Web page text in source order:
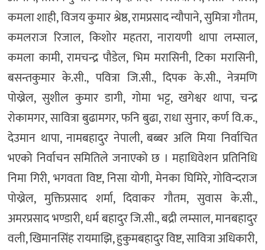
कमला शाही, विजय कुमार श्रेष्ठ, रामप्रसाद न्यौपाने, सुमित्रा गौतम,
कमलराज रिजाल, किशोर महतरा, नारायणी थापा लम्साल,
कमला कामी, रामचन्द्र पौडेल, भिम मरासिनी, टिका मरासिनी,
बसन्तकुमार के.सी., पवित्रा जि.सी., दिपक के.सी., नेत्रमणि
पोख्रेल, सुशील कुमार डागी, गोमा भट्ट, खगेश्वर थापा, चन्द्र
रोकामगर, सावित्रा बुढामगर, फनि बुढा, राधा सुनार, कर्ण वि.क.,
देउमान थापा, नामबहादुर नेपाली, बब्बर अलि मिया निर्वाचित
भएको निर्वाचन समितिले जनाएको छ । महाधिवेशन प्रतिनिधि
निमा गिरी, भगवता विष्ट, निसा योगी, मेनका घिमिरे, गोविन्दराज
पोख्रेल, मुक्तिप्रसाद शर्मा, दिवाकर गौतम, सुवास के.सी.,
अमरप्रसाद भण्डारी, धर्म बहादुर जि.सी., बद्री लम्साल, मानबहादुर
वली, खिमानसिंह रायमाझि, हुकुमबहादुर विष्ट, सावित्रा अधिकारी,